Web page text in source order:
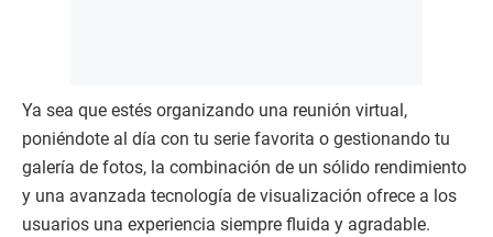
Ya sea que estés organizando una reunión virtual,
poniéndote al día con tu serie favorita o gestionando tu
galería de fotos, la combinación de un sólido rendimiento
y una avanzada tecnología de visualización ofrece a los
usuarios una experiencia siempre fluida y agradable.